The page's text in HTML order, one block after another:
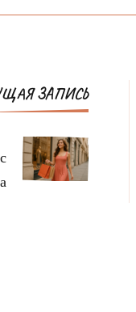
ЗАПИСЬ